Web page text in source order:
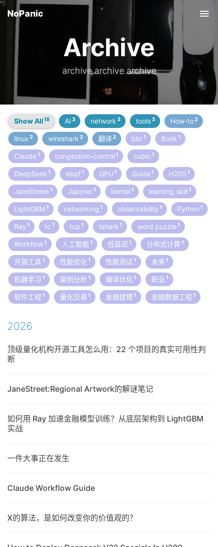
NoPanic
Archive
archive archive archive
Show All18 AI3 network3 tools3 How-to2
linux2 wireshark2 翻译2 bbr1 Book1
Claude1 congestion-control1 cubic1
DeepSeek1 ebpf1 GPU1 Guide1 H2001
JaneStreet1 Jupyter1 kernel1 learning skill1
LightGBM1 networking1 observability1 Python1
Ray1 tc1 tcp1 tshark1 word puzzle1
Workflow1 人工智能1 低延迟1 分布式计算1
开源工具1 性能优化1 性能测试1 未来1
机器学习1 案例分析1 编译优化1 职业1
软件工程1 量化交易1 金融建模1 金融数据工程1
2026
顶级量化机构开源工具怎么用：22 个项目的真实可用性判
断
JaneStreet:Regional Artwork的解谜笔记
如何用 Ray 加速金融模型训练？从底层架构到 LightGBM
实战
一件大事正在发生
Claude Workflow Guide
X的算法，是如何改变你的价值观的？